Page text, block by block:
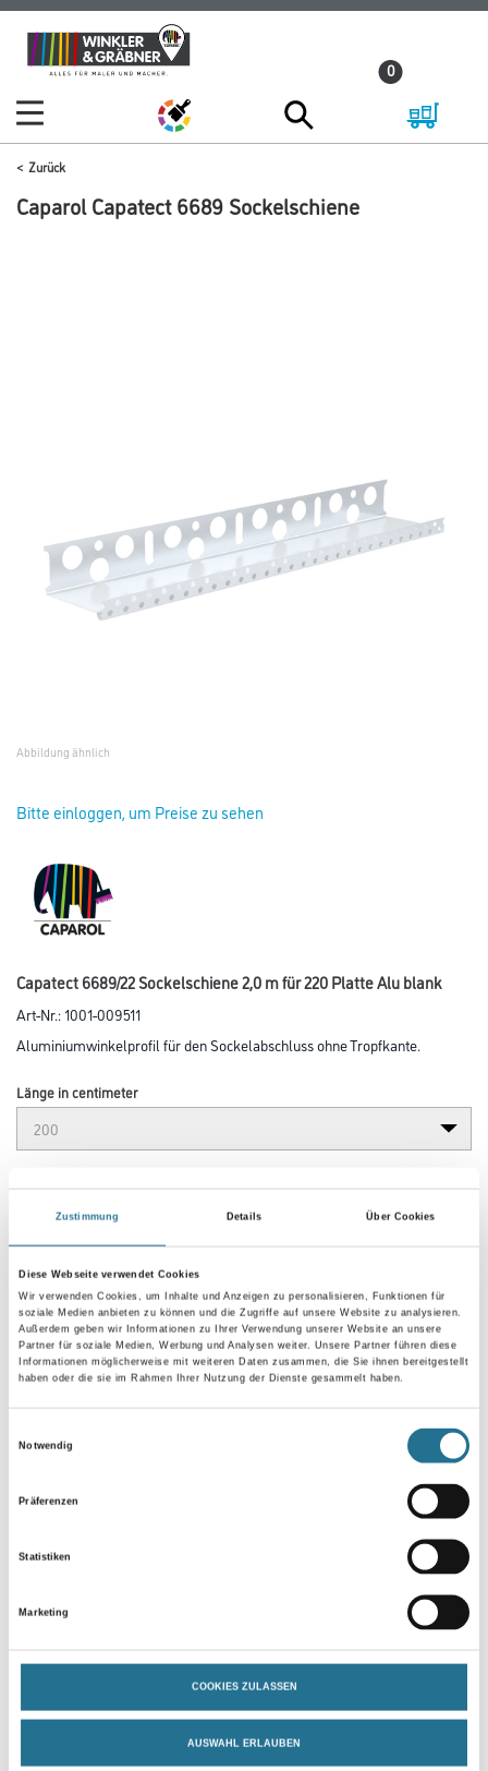
Zustimmung Details Über Cookies
Diese Webseite verwendet Cookies
Wir verwenden Cookies, um Inhalte und Anzeigen zu personalisieren, Funktionen für
soziale Medien anbieten zu können und die Zugriffe auf unsere Website zu analysieren.
Außerdem geben wir Informationen zu Ihrer Verwendung unserer Website an unsere
Partner für soziale Medien, Werbung und Analysen weiter. Unsere Partner führen diese
Informationen möglicherweise mit weiteren Daten zusammen, die Sie ihnen bereitgestellt
haben oder die sie im Rahmen Ihrer Nutzung der Dienste gesammelt haben.
Notwendig
Präferenzen
Statistiken
Marketing
COOKIES ZULASSEN
AUSWAHL ERLAUBEN
Zum
Inhalt
Zum
Navigationsmenü
0
Zurück
Caparol Capatect 6689 Sockelschiene
Abbildung ähnlich
Bitte einloggen, um Preise zu sehen
Capatect 6689/22 Sockelschiene 2,0 m für 220 Platte Alu blank
Art-Nr.:1001-009511
Aluminiumwinkelprofil für den Sockelabschluss ohne Tropfkante.
Länge in centimeter
Umrechnungsfaktoren
PRODUKTEIGENSCHAFTEN
Produkteigenschaft
Sockelaufsteckprofil Rollprofiliert 689